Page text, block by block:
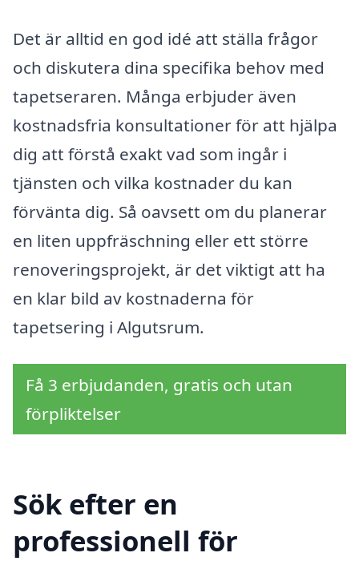
Det är alltid en god idé att ställa frågor
och diskutera dina specifika behov med
tapetseraren. Många erbjuder även
kostnadsfria konsultationer för att hjälpa
dig att förstå exakt vad som ingår i
tjänsten och vilka kostnader du kan
förvänta dig. Så oavsett om du planerar
en liten uppfräschning eller ett större
renoveringsprojekt, är det viktigt att ha
en klar bild av kostnaderna för
tapetsering i Algutsrum.
Få 3 erbjudanden, gratis och utan
förpliktelser
Sök efter en
professionell för